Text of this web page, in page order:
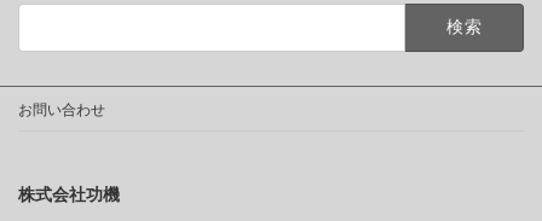
検
お問い合わせ
株式会社功機